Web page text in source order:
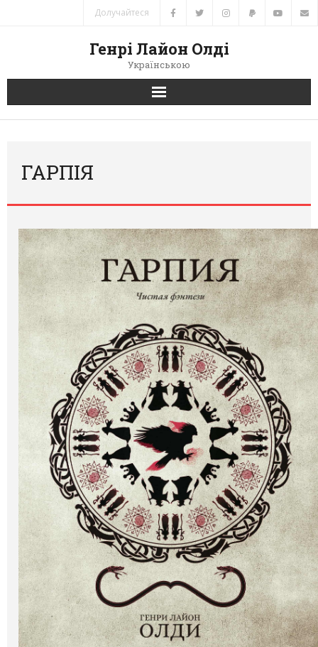
Долучайтеся
Генрі Лайон Олді
Українською
Головна
Книги
Переклади
Зв’язок
Галерея
Світ Олді
ГАРПІЯ